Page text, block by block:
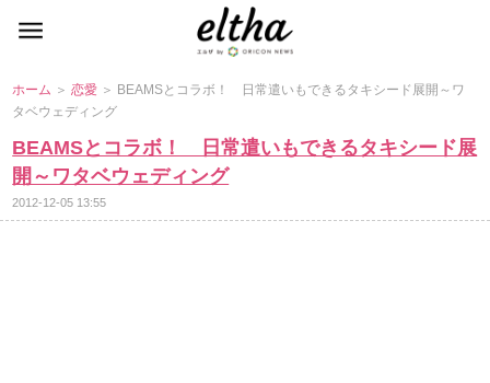
ホーム ＞恋愛 ＞ BEAMSとコラボ！ 日常遣いもできるタキシード展開～ワ
タベウェディング
BEAMSとコラボ！ 日常遣いもできるタキシード展
開～ワタベウェディング
2012-12-05 13:55